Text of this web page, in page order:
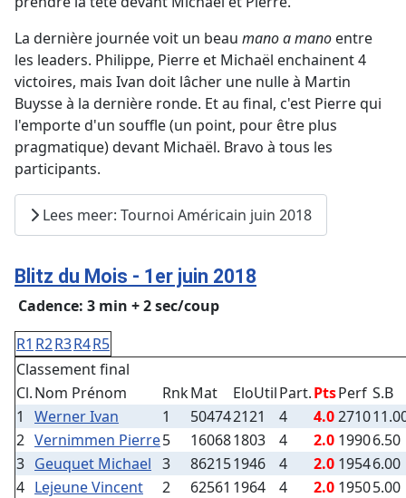
La dernière journée voit un beau mano a mano entre
les leaders. Philippe, Pierre et Michaël enchainent 4
victoires, mais Ivan doit lâcher une nulle à Martin
Buysse à la dernière ronde. Et au final, c'est Pierre qui
l'emporte d'un souffle (un point, pour être plus
pragmatique) devant Michaël. Bravo à tous les
participants.
Lees meer: Tournoi Américain juin 2018
Blitz du Mois - 1er juin 2018
Cadence: 3 min + 2 sec/coup
R1 R2R3R4R5
Classement final
Cl.Nom Prénom RnkMat EloUtilPart.PtsPerf S.B
1
Werner Ivan 1 504742121 4 4.02710
2 Vernimmen Pierre5 160681803 4 2.0 19906.50
3 Geuquet Michael 3 862151946 4 2.0 19546.00
4 Lejeune Vincent 2 62561 1964 4 2.0 19505.00